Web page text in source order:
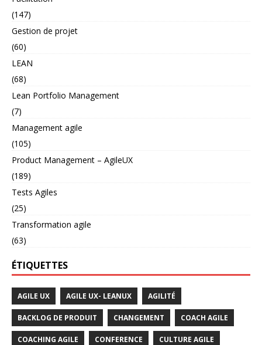
(147)
Gestion de projet
(60)
LEAN
(68)
Lean Portfolio Management
(7)
Management agile
(105)
Product Management – AgileUX
(189)
Tests Agiles
(25)
Transformation agile
(63)
ÉTIQUETTES
AGILE UX AGILE UX- LEANUX AGILITÉ
BACKLOG DE PRODUIT CHANGEMENT COACH AGILE
COACHING AGILE CONFERENCE CULTURE AGILE